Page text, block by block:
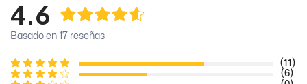
4.6
Basado en 17 reseñas
(11)
(6)